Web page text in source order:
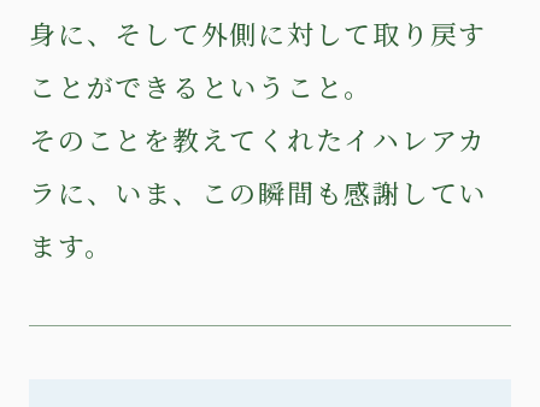
身に、そして外側に対して取り戻す
ことができるということ。
そのことを教えてくれたイハレアカ
ラに、いま、この瞬間も感謝してい
ます。